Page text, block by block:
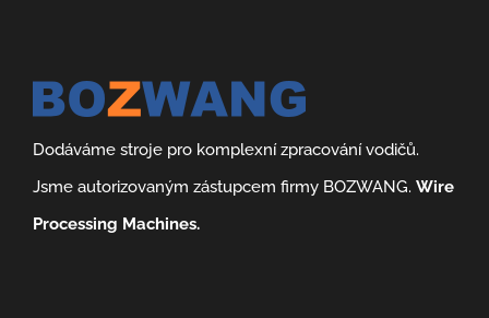
Dodáváme stroje pro komplexní zpracování vodičů.
Jsme autorizovaným zástupcem firmy BOZWANG. Wire
Processing Machines.